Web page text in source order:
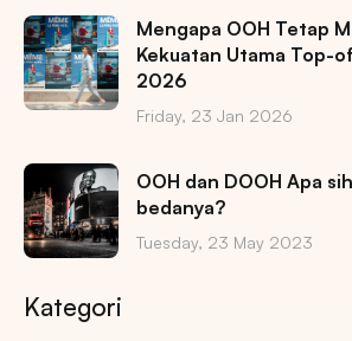
Mengapa OOH Tetap
Kekuatan Utama Top-
2026
Friday, 23 Jan 2026
OOH dan DOOH Apa sih
bedanya?
Tuesday, 23 May 2023
Kategori